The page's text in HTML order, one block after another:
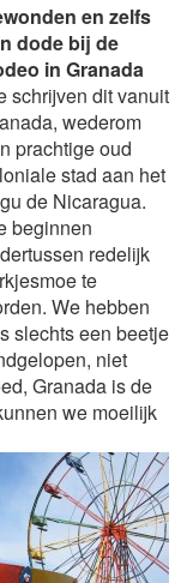
en zelfs
dode bij de
in Granada
schrijven dit vanuit
wederom
prachtige oud
stad aan het
de Nicaragua.
beginnen
redelijk
te
We hebben
slechts een beetje
niet
Granada is de
we moeilijk